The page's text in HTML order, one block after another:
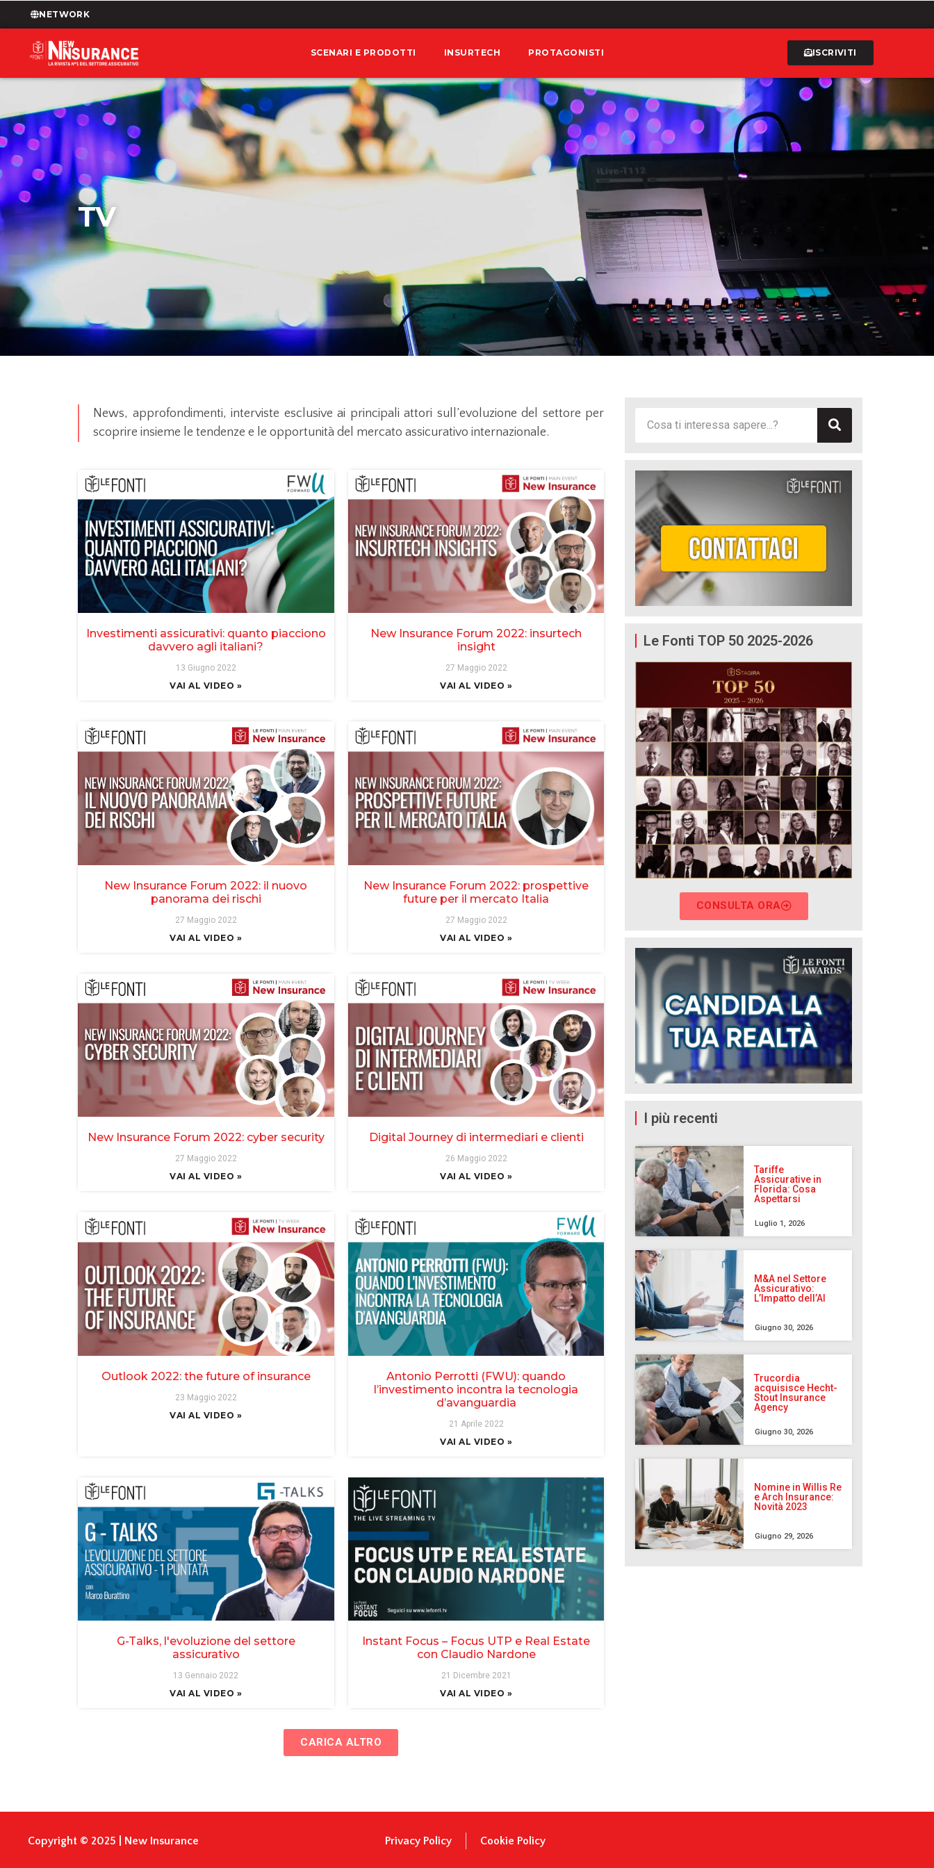
NETWORK
SCENARI E PRODOTTI INSURTECH PROTAGONISTI ISCRIVITI
TV
News, approfondimenti, interviste esclusive ai principali attori sull’evoluzione del settore per
scoprire insieme le tendenze e le opportunità del mercato assicurativo internazionale.
Investimenti assicurativi: quanto piacciono
davvero agli italiani?
13 Giugno 2022
VAI AL VIDEO »
New Insurance Forum 2022: insurtech
insight
27 Maggio 2022
VAI AL VIDEO »
New Insurance Forum 2022: il nuovo
panorama dei rischi
27 Maggio 2022
VAI AL VIDEO »
New Insurance Forum 2022: prospettive
future per il mercato Italia
27 Maggio 2022
VAI AL VIDEO »
New Insurance Forum 2022: cyber security
27 Maggio 2022
VAI AL VIDEO »
Digital Journey di intermediari e clienti
26 Maggio 2022
VAI AL VIDEO »
Outlook 2022: the future of insurance
23 Maggio 2022
VAI AL VIDEO »
Antonio Perrotti (FWU): quando
l’investimento incontra la tecnologia
d’avanguardia
21 Aprile 2022
VAI AL VIDEO »
G-Talks, l'evoluzione del settore
assicurativo
13 Gennaio 2022
VAI AL VIDEO »
Instant Focus – Focus UTP e Real Estate
con Claudio Nardone
21 Dicembre 2021
VAI AL VIDEO »
CARICA ALTRO
Le Fonti TOP 50 2025-2026
CONSULTA ORA
I più recenti
Tariffe
Assicurative in
Florida: Cosa
Aspettarsi
Luglio 1, 2026
M&A nel Settore
Assicurativo:
L’Impatto dell’AI
Giugno 30, 2026
Trucordia
acquisisce Hecht-
Stout Insurance
Agency
Giugno 30, 2026
Nomine in Willis Re
e Arch Insurance:
Novità 2023
Giugno 29, 2026
Copyright © 2025 | New Insurance Privacy Policy Cookie Policy